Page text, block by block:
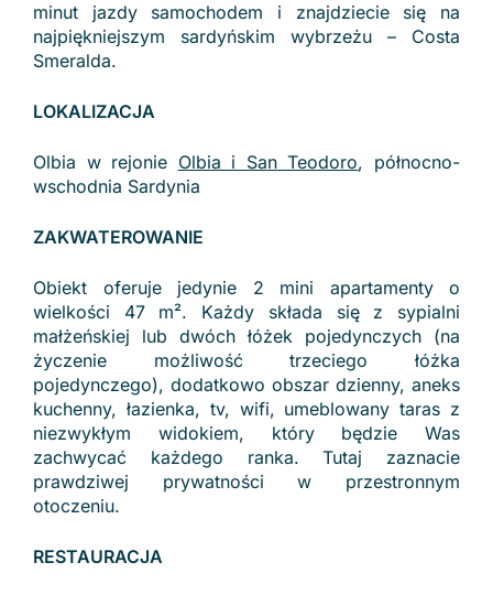
minut jazdy samochodem i znajdziecie się na
najpiękniejszym sardyńskim wybrzeżu – Costa
Smeralda.
LOKALIZACJA
Olbia w rejonie Olbia i San Teodoro, północno-
wschodnia Sardynia
ZAKWATEROWANIE
Obiekt oferuje jedynie 2 mini apartamenty o
wielkości 47 m². Każdy składa się z sypialni
małżeńskiej lub dwóch łóżek pojedynczych (na
życzenie możliwość trzeciego łóżka
pojedynczego), dodatkowo obszar dzienny, aneks
kuchenny, łazienka, tv, wifi, umeblowany taras z
niezwykłym widokiem, który będzie Was
zachwycać każdego ranka. Tutaj zaznacie
prawdziwej prywatności w przestronnym
otoczeniu.
RESTAURACJA